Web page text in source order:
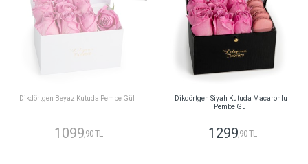
Dikdörtgen Beyaz Kutuda Pembe Gül
1099,90 TL
Dikdörtgen Siyah Kutuda Macaronlu
Pembe Gül
1299,90 TL